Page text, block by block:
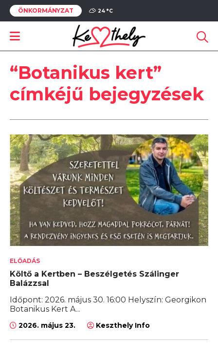
ÖNKORMÁNYZAT 24 °C
“Botanikus kert”
címkéjű bejegyzések
ELŐADÁS
Költő a Kertben – Beszélgetés Szálinger
Balázzsal
Időpont: 2026. május 30. 16:00 Helyszín: Georgikon
Botanikus Kert A...
2026. május 23. Keszthely Info